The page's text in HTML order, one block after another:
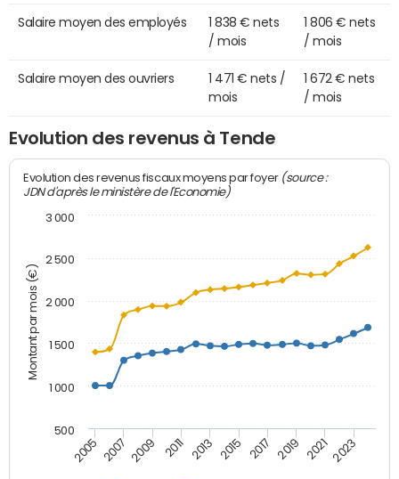
Salaire moyen des employés
1 838 € nets
/ mois
1 806 € nets
/ mois
Salaire moyen des ouvriers
1 471 € nets /
mois
1 672 € nets
/ mois
Evolution des revenus à Tende
Montant par mois (€)
Evolution des revenus fiscaux moyens par foyer (source :
JDN d'après le ministère de l'Economie)
2005 2007 2009 2011 2013 2015 2017 2019 2021 2023
500
1 000
1 500
2 000
2 500
3 000